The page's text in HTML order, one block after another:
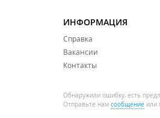
ИНФОРМАЦИЯ
Справка
Вакансии
Контакты
Обнаружили ошибку, есть
Отправьте нам сообщение или